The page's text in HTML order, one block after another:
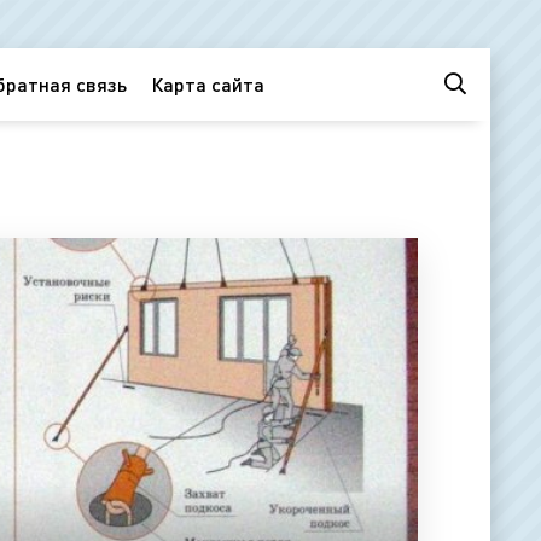
связь Карта сайта